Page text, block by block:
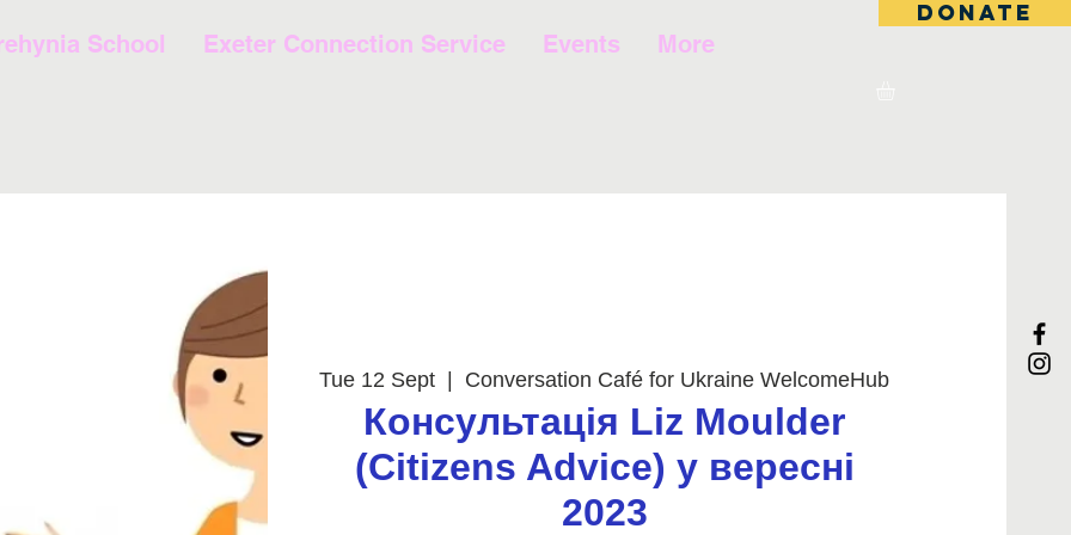
DONATE
School Exeter Connection Service Events More
Tue 12 Sept
  |
Conversation Café for Ukraine WelcomeHub
Консультація Liz Moulder
(Citizens Advice) у вересні
2023